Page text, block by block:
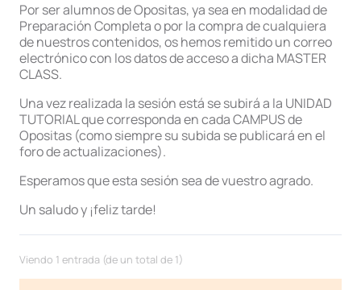
Por ser alumnos de Opositas, ya sea en modalidad de
Preparación Completa o por la compra de cualquiera
de nuestros contenidos, os hemos remitido un correo
electrónico con los datos de acceso a dicha MASTER
CLASS.
Una vez realizada la sesión está se subirá a la UNIDAD
TUTORIAL que corresponda en cada CAMPUS de
Opositas (como siempre su subida se publicará en el
foro de actualizaciones).
Esperamos que esta sesión sea de vuestro agrado.
Un saludo y ¡feliz tarde!
Viendo 1 entrada (de un total de 1)